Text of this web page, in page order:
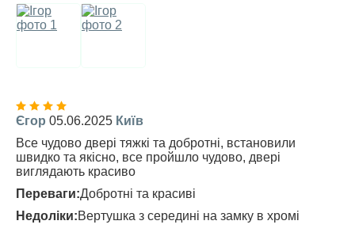
Єгор 05.06.2025 Київ
Все чудово двері тяжкі та добротні, встановили
швидко та якісно, все пройшло чудово, двері
виглядають красиво
Переваги:Добротні та красиві
Недоліки:Вертушка з середині на замку в хромі